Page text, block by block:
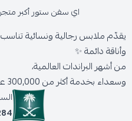
اي سفن ستور أكبر
يقدّم ملابس رجالية ونسائية
وأناقة دائمة ✨
من أشهر البراندات العالمية،
وسعداء بخدمة أكثر من 300,000 عميل حول المملكة.